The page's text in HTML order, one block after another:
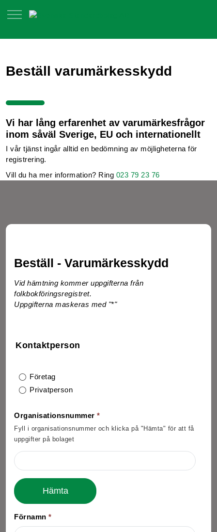
Beställ varumärkesskydd
Vi har lång erfarenhet av varumärkesfrågor
inom såväl Sverige, EU och internationellt
I vår tjänst ingår alltid en bedömning av möjligheterna för
registrering.
Vill du ha mer information? Ring 023 79 23 76
Beställ - Varumärkesskydd
Vid hämtning kommer uppgifterna från
folkbokföringsregistret.
Uppgifterna maskeras med "*"
Kontaktperson
Företag
Privatperson
Organisationsnummer *
Fyll i organisationsnummer och klicka på "Hämta" för att få
uppgifter på bolaget
Hämta
Förnamn *